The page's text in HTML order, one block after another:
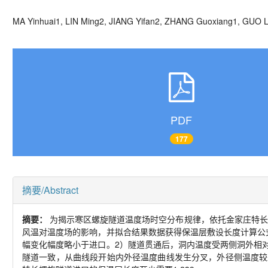
MA Yinhuai1, LIN Ming2, JIANG Yifan2, ZHANG Guoxiang1, GUO
PDF
177
摘要/Abstract
摘要： 为揭示寒区螺旋隧道温度场时空分布规律，依托金家庄特
风温对温度场的影响，并拟合结果数据获得保温层敷设长度计算
幅变化幅度略小于进口。 2）隧道贯通后，洞内温度受两侧洞外相
隧道一致，从曲线段开始内外径温度曲线发生分叉，外径侧温度